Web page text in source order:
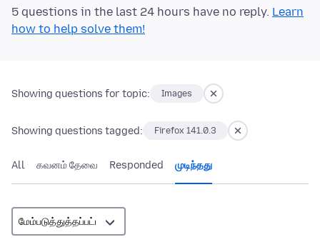
5 questions in the last 24 hours have no reply. Learn
how to help solve them!
Showing questions for topic: Images
Showing questions tagged: Firefox 141.0.3
All கவனம் தேவை Responded முடிந்தது